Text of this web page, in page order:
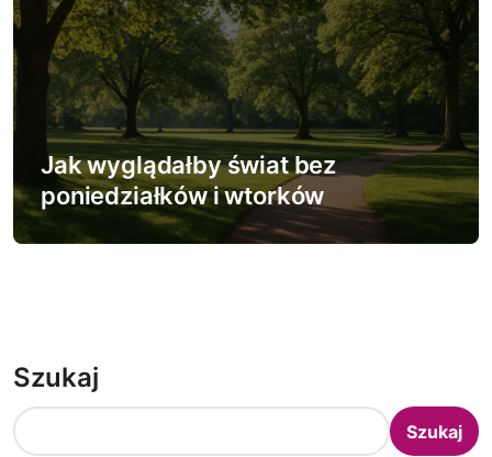
Jak wyglądałby świat bez
poniedziałków i wtorków
Szukaj
Szukaj